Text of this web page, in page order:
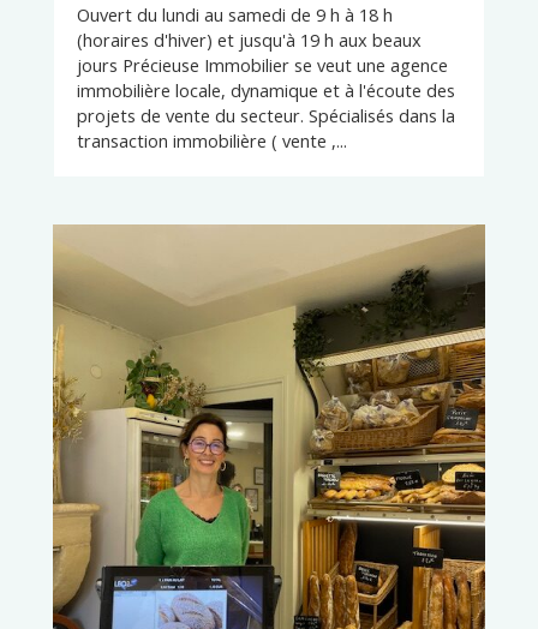
Ouvert du lundi au samedi de 9 h à 18 h
(horaires d'hiver) et jusqu'à 19 h aux beaux
jours Précieuse Immobilier se veut une agence
immobilière locale, dynamique et à l'écoute des
projets de vente du secteur. Spécialisés dans la
transaction immobilière ( vente ,...